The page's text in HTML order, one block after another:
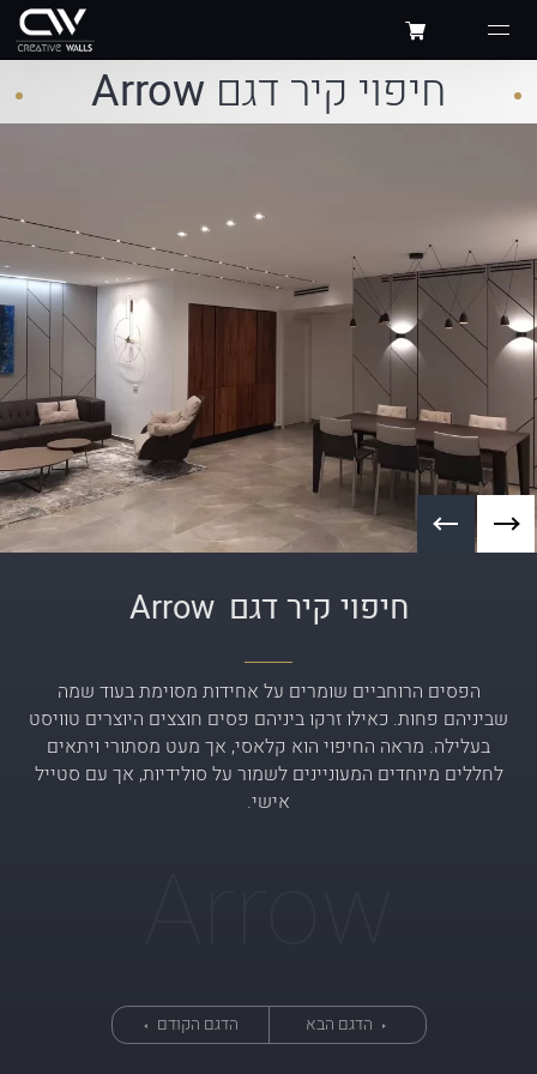
חיפוי קיר דגם Arrow
חיפוי קיר דגם Arrow
הפסים הרוחביים שומרים על אחידות מסוימת בעוד שמה
שביניהם פחות. כאילו זרקו ביניהם פסים חוצצים היוצרים טוויסט
בעלילה. מראה החיפוי הוא קלאסי, אך מעט מסתורי ויתאים
לחללים מיוחדים המעוניינים לשמור על סולידיות, אך עם סטייל
אישי.
הדגם הבא הדגם הקודם